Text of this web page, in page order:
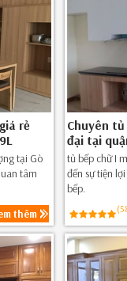
rẻ
tại Gò
tâm
thêm
Chuyên
đại tại
tủ bếp chữ I
đến sự tiện
bếp.